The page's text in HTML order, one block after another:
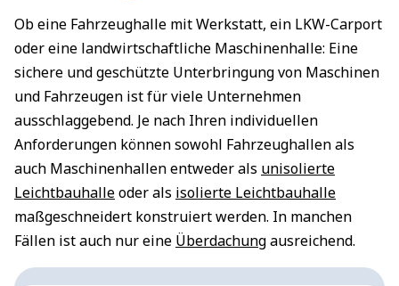
Ob eine Fahrzeughalle mit Werkstatt, ein LKW-Carport
oder eine landwirtschaftliche Maschinenhalle: Eine
sichere und geschützte Unterbringung von Maschinen
und Fahrzeugen ist für viele Unternehmen
ausschlaggebend. Je nach Ihren individuellen
Anforderungen können sowohl Fahrzeughallen als
auch Maschinenhallen entweder als unisolierte
Leichtbauhalleoder als isolierte Leichtbauhalle
maßgeschneidert konstruiert werden. In manchen
Fällen ist auch nur eine Überdachungausreichend.